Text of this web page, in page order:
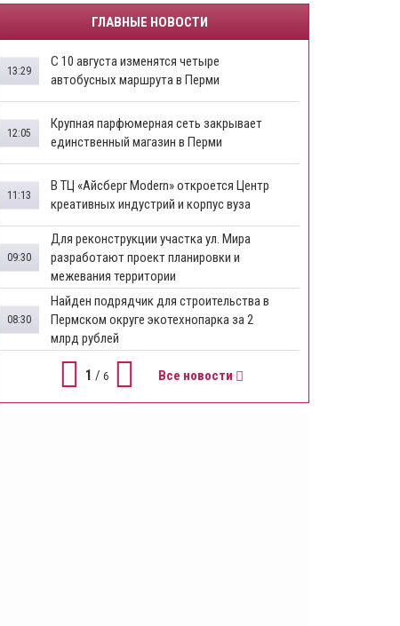
ГЛАВНЫЕ НОВОСТИ
​С 10 августа изменятся четыре
автобусных маршрута в Перми
13:29
​Крупная парфюмерная сеть закрывает
единственный магазин в Перми
12:05
​В ТЦ «Айсберг Modern» откроется Центр
креативных индустрий и корпус вуза
11:13
Для реконструкции участка ул. Мира
разработают проект планировки и
межевания территории
09:30
Найден подрядчик для строительства в
Пермском округе экотехнопарка за 2
млрд рублей
08:30
1 / 6 Все новости